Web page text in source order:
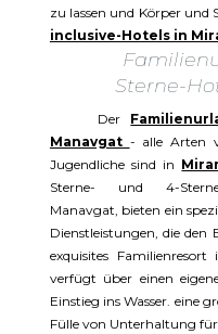
zu lassen und Körper und
inclusive-Hotels in
Sterne-
Der
Manavgat - alle Arten
Jugendliche sind in
Sterne- und 4-Sterne-
Manavgat, bieten ein
Dienstleistungen, die
exquisites
verfügt über einen
Einstieg ins Wasser. eine
Fülle von Unterhaltung für